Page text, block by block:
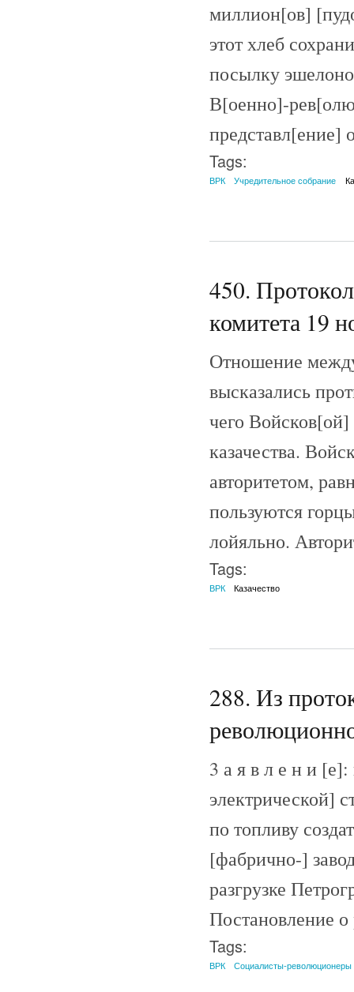
миллион[ов]
этот хлеб
посылку
В[оенно]-
представл[ение]
Tags:
ВРК Учредительное собрание
450.
комитета 19
Отношение
высказались
чего
казачества.
авторитетом,
пользуются
лойяльно.
Tags:
ВРК Казачество
288. Из
3 а я в л е н и
электрической]
по топливу
[фабрично-]
разгрузке
Постановление
Tags:
ВРК Социалисты-революционеры